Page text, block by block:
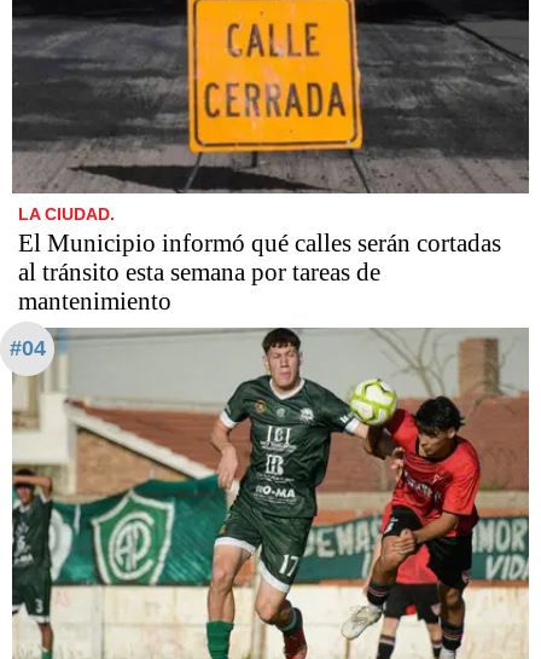
LA CIUDAD.
El Municipio informó qué calles serán cortadas
al tránsito esta semana por tareas de
mantenimiento
#04